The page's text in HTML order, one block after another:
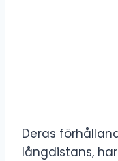
Deras
långdistans,